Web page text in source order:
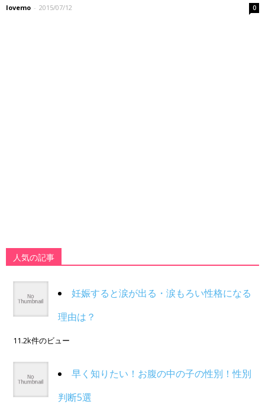
lovemo - 2015/07/12 0
人気の記事
妊娠すると涙が出る・涙もろい性格になる
理由は？
11.2k件のビュー
早く知りたい！お腹の中の子の性別！性別
判断5選